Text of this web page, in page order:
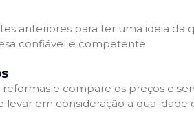
anteriores para ter uma ideia
confiável e competente.
e compare os preços e
em consideração a